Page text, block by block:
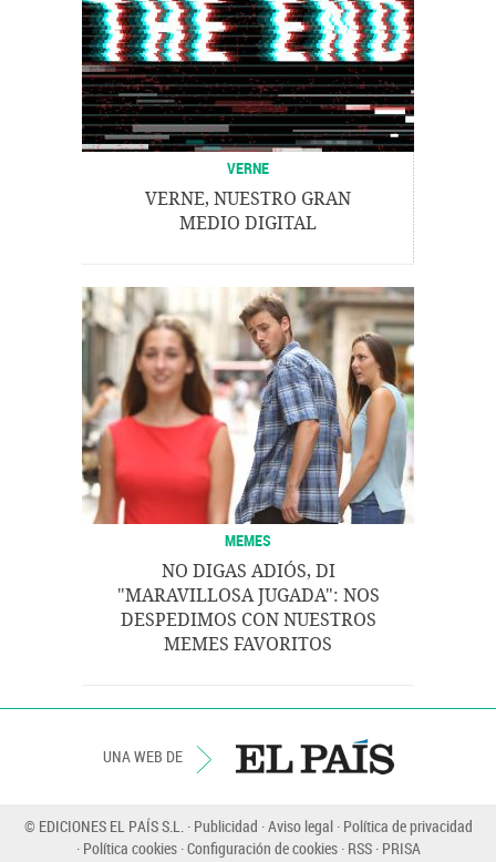
VERNE
VERNE, NUESTRO GRAN
MEDIO DIGITAL
MEMES
NO DIGAS ADIÓS, DI
"MARAVILLOSA JUGADA": NOS
DESPEDIMOS CON NUESTROS
MEMES FAVORITOS
UNA WEB DE
© EDICIONES EL PAÍS S.L. Publicidad Aviso legal Política de privacidad
Política cookies Configuración de cookies RSS PRISA